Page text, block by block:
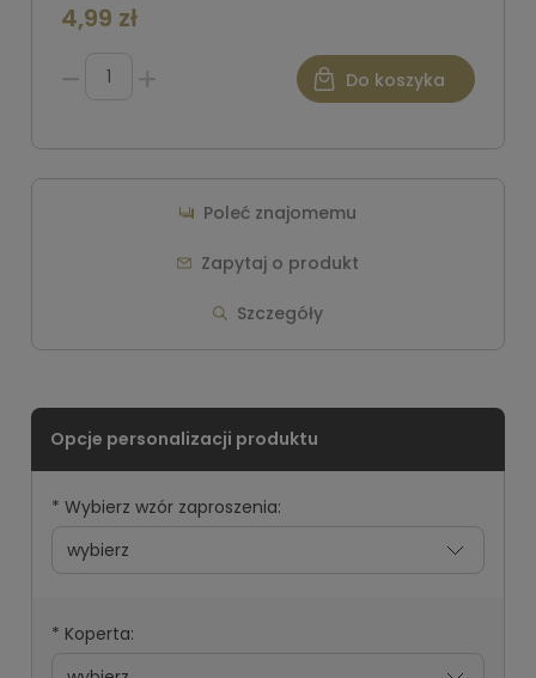
* Wybierz wzór zaproszenia:
* Koperta:
4,99 zł
Do koszyka
Szczegóły
Zapytaj o produkt
Poleć znajomemu